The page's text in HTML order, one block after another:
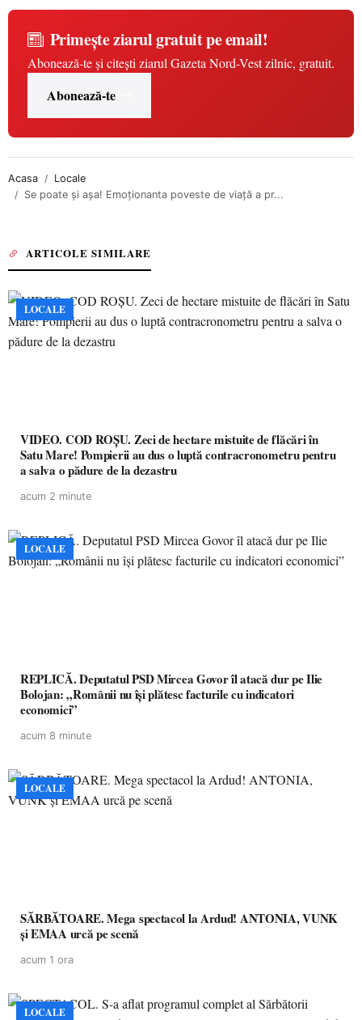
Primește ziarul gratuit pe email!
Abonează-te și citești ziarul Gazeta Nord-Vest zilnic, gratuit.
Abonează-te
Acasa
Locale
Se poate şi aşa! Emoţionanta poveste de viaţă a pr...
ARTICOLE SIMILARE
LOCALE
VIDEO. COD ROȘU. Zeci de hectare mistuite de flăcări în
Satu Mare! Pompierii au dus o luptă contracronometru pentru
a salva o pădure de la dezastru
acum 2 minute
LOCALE
REPLICĂ. Deputatul PSD Mircea Govor îl atacă dur pe Ilie
Bolojan: „Românii nu își plătesc facturile cu indicatori
economici”
acum 8 minute
LOCALE
SĂRBĂTOARE. Mega spectacol la Ardud! ANTONIA, VUNK
și EMAA urcă pe scenă
acum 1 ora
LOCALE